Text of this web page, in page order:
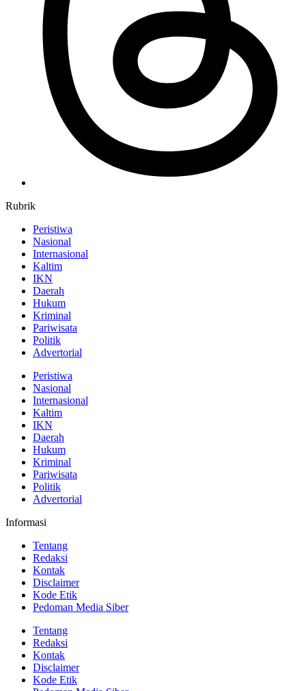
Rubrik
Peristiwa
Nasional
Internasional
Kaltim
IKN
Daerah
Hukum
Kriminal
Pariwisata
Politik
Advertorial
Peristiwa
Nasional
Internasional
Kaltim
IKN
Daerah
Hukum
Kriminal
Pariwisata
Politik
Advertorial
Informasi
Tentang
Redaksi
Kontak
Disclaimer
Kode Etik
Pedoman Media Siber
Tentang
Redaksi
Kontak
Disclaimer
Kode Etik